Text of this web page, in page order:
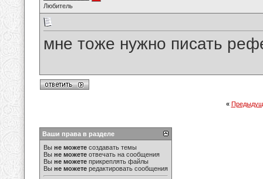
Любитель
мне тоже нужно писать
«
Ваши права в разделе
Вы не можете создавать темы
Вы не можете отвечать на сообщения
Вы не можете прикреплять файлы
Вы не можете редактировать сообщения